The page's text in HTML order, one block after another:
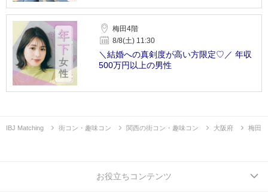
梅田4階
8/8(土) 11:30
＼結婚への真剣度が高い方限定♡／ 年収
500万円以上の男性
IBJ Matching 街コン・趣味コン 関西の街コン・趣味コン 大阪府 梅田
お役立ちコンテンツ